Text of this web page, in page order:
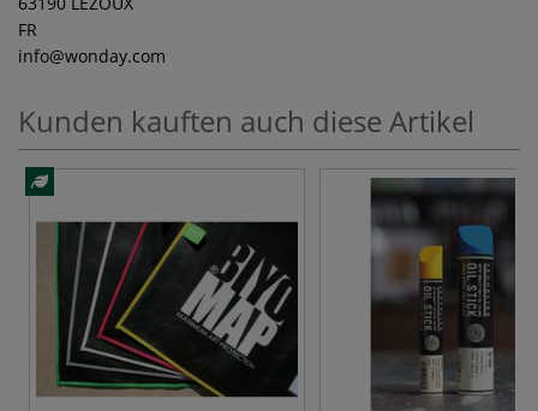
FR
info@wonday.com
Kunden kauften auch diese Artikel